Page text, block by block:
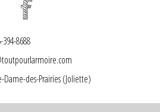
394-8688
Dame-des-Prairies (Joliette)